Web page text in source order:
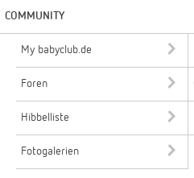
COMMUNITY
My babyclub.de
Foren
Hibbelliste
Fotogalerien